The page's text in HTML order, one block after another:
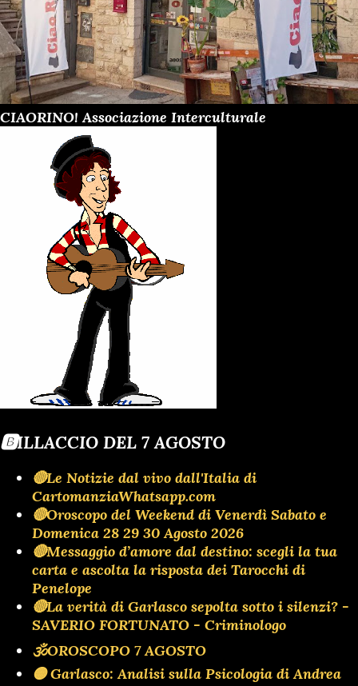
CIAORINO! Associazione Interculturale
🅱️ILLACCIO DEL 7 AGOSTO
🔴Le Notizie dal vivo dall'Italia di
CartomanziaWhatsapp.com
🔴Oroscopo del Weekend di Venerdì Sabato e
Domenica 28 29 30 Agosto 2026
🔴Messaggio d’amore dal destino: scegli la tua
carta e ascolta la risposta dei Tarocchi di
Penelope
🔴La verità di Garlasco sepolta sotto i silenzi? -
SAVERIO FORTUNATO - Criminologo
🕉OROSCOPO 7 AGOSTO
🟡 Garlasco: Analisi sulla Psicologia di Andrea